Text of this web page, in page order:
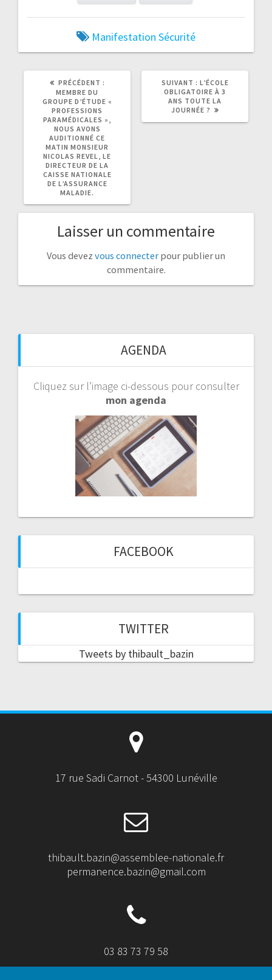
Manifestation Sécurité
PRÉCÉDENT :
ARTICLE
PRÉCÉDENT
MEMBRE DU
GROUPE D’ÉTUDE «
PROFESSIONS
PARAMÉDICALES »,
NOUS AVONS
AUDITIONNÉ CE
MATIN MONSIEUR
NICOLAS REVEL, LE
DIRECTEUR DE LA
CAISSE NATIONALE
DE L’ASSURANCE
MALADIE.
SUIVANT :
ARTICLE
L’ÉCOLE
OBLIGATOIRE À 3
ANS TOUTE LA
JOURNÉE ?
Laisser un commentaire
Vous devez vous connecter pour publier un
commentaire.
AGENDA
Cliquez sur l’image ci-dessous pour consulter
mon agenda
FACEBOOK
TWITTER
Tweets by thibault_bazin
17 rue Sadi Carnot - 54300 Lunéville
thibault.bazin@assemblee-nationale.fr
permanence.bazin@gmail.com
03 83 73 79 58